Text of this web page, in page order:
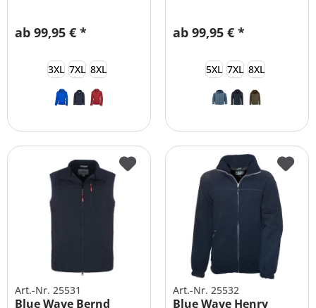
ab 99,95 € *
3XL 7XL 8XL
ab 99,95 € *
5XL 7XL 8XL
Art.-Nr. 25531
Blue Wave Bernd
Art.-Nr. 25532
Blue Wave Henry